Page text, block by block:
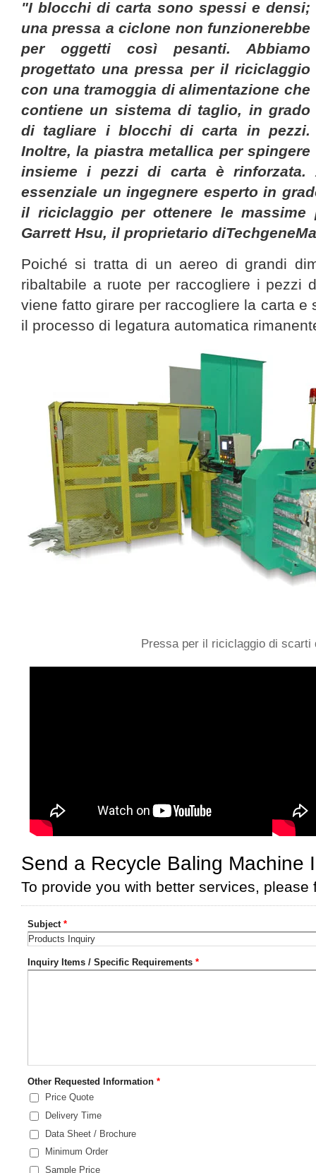
"I blocchi di carta sono spessi e densi;
una pressa a ciclone non funzionerebbe
per oggetti così pesanti. Abbiamo
progettato una pressa per il riciclaggio
con una tramoggia di alimentazione che
contiene un sistema di taglio, in grado
di tagliare i blocchi di carta in pezzi.
Inoltre, la piastra metallica per spingere
insieme i pezzi di carta è rinforzata.
essenziale un ingegnere esperto in
il riciclaggio per ottenere le massime
Garrett Hsu, il proprietario
Poiché si tratta di un aereo di grandi
ribaltabile a ruote per raccogliere i pezzi
viene fatto girare per raccogliere la carta e
il processo di legatura automatica
Pressa per il riciclaggio di scarti